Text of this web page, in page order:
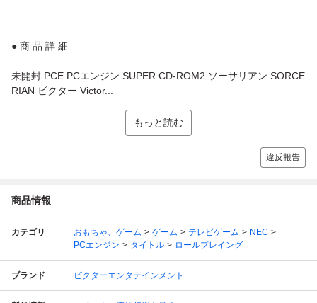
● 商 品 詳 細
未開封 PCE PCエンジン SUPER CD-ROM2 ソーサリアン SORCE
RIAN ビクター Victor...
もっと読む
違反報告
商品情報
カテゴリ おもちゃ、ゲーム ゲーム テレビゲーム
NEC
PCエンジン
タイトル ロールプレイング
ブランド ビクターエンタテインメント